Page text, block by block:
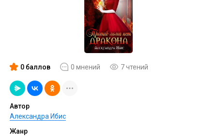
0 баллов 0 мнений 7 чтений
Автор
Александра Ибис
Жанр